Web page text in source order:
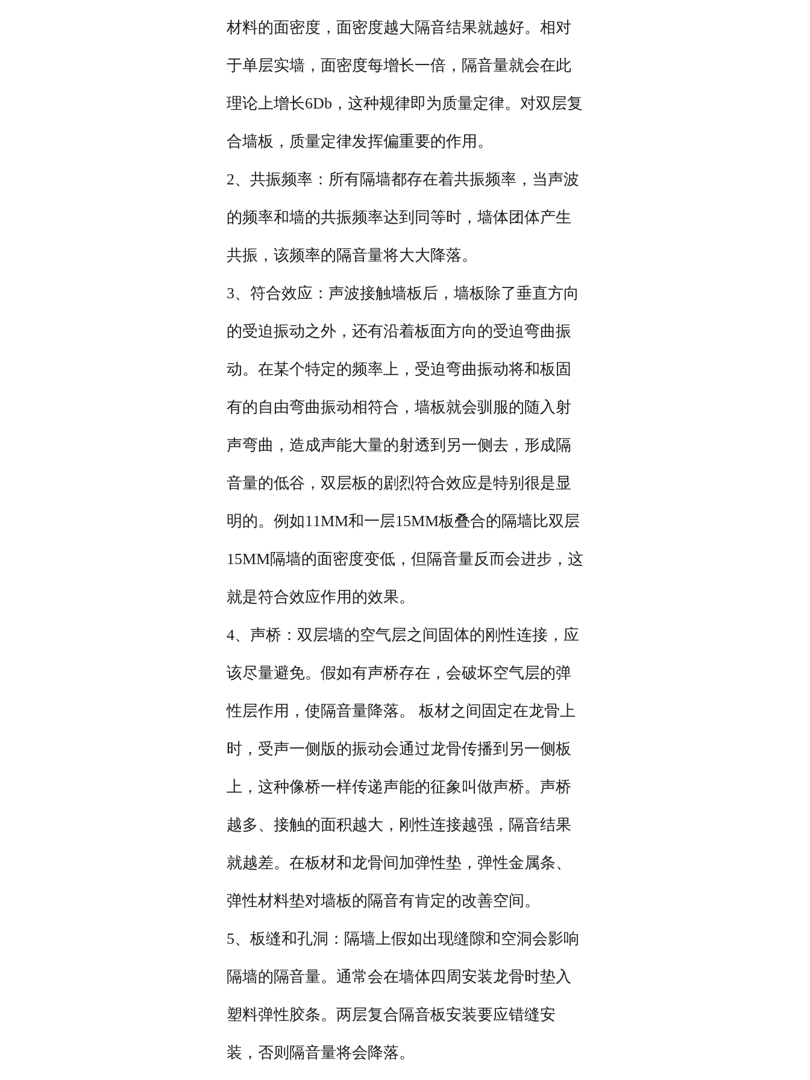
材料的面密度，面密度越大隔音结果就越好。相对
于单层实墙，面密度每增长一倍，隔音量就会在此
理论上增长6Db，这种规律即为质量定律。对双层复
合墙板，质量定律发挥偏重要的作用。
2、共振频率：所有隔墙都存在着共振频率，当声波
的频率和墙的共振频率达到同等时，墙体团体产生
共振，该频率的隔音量将大大降落。
3、符合效应：声波接触墙板后，墙板除了垂直方向
的受迫振动之外，还有沿着板面方向的受迫弯曲振
动。在某个特定的频率上，受迫弯曲振动将和板固
有的自由弯曲振动相符合，墙板就会驯服的随入射
声弯曲，造成声能大量的射透到另一侧去，形成隔
音量的低谷，双层板的剧烈符合效应是特别很是显
明的。例如11MM和一层15MM板叠合的隔墙比双层
15MM隔墙的面密度变低，但隔音量反而会进步，这
就是符合效应作用的效果。
4、声桥：双层墙的空气层之间固体的刚性连接，应
该尽量避免。假如有声桥存在，会破坏空气层的弹
性层作用，使隔音量降落。 板材之间固定在龙骨上
时，受声一侧版的振动会通过龙骨传播到另一侧板
上，这种像桥一样传递声能的征象叫做声桥。声桥
越多、接触的面积越大，刚性连接越强，隔音结果
就越差。在板材和龙骨间加弹性垫，弹性金属条、
弹性材料垫对墙板的隔音有肯定的改善空间。
5、板缝和孔洞：隔墙上假如出现缝隙和空洞会影响
隔墙的隔音量。通常会在墙体四周安装龙骨时垫入
塑料弹性胶条。两层复合隔音板安装要应错缝安
装，否则隔音量将会降落。